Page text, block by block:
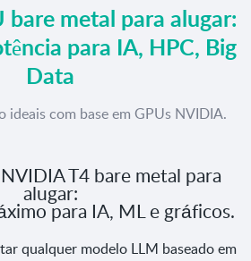
bare metal para alugar:
para IA, HPC, Big
Data
ideais com base em GPUs NVIDIA.
T4 bare metal para
alugar:
para IA, ML e gráficos.
qualquer modelo LLM baseado em